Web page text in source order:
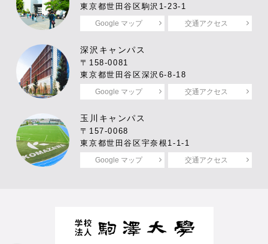
東京都世田谷区駒沢1-23-1
Google マップ 交通アクセス
深沢キャンパス
〒158-0081
東京都世田谷区深沢6-8-18
Google マップ 交通アクセス
玉川キャンパス
〒157-0068
東京都世田谷区宇奈根1-1-1
Google マップ 交通アクセス